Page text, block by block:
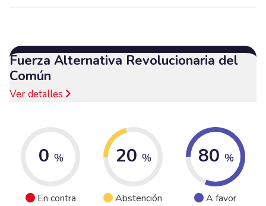
Fuerza Alternativa Revolucionaria del
Común
Ver detalles
0 %
En contra
20 %
Abstención
80 %
A favor